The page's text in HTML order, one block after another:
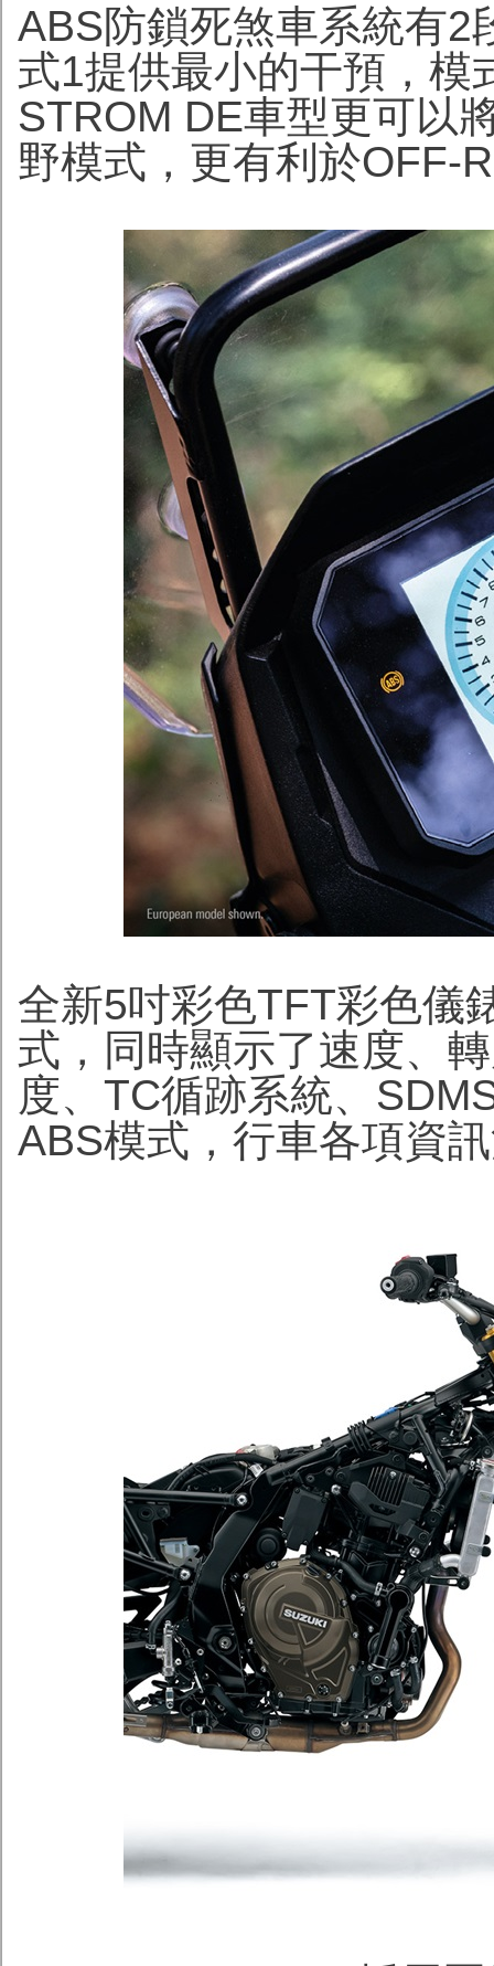
ABS防鎖死煞車系統有2
式1提供最小的干預，模
STROM DE車型更可以
野模式，更有利於OFF-
全新5吋彩色TFT彩色儀
式，同時顯示了速度、
度、TC循跡系統、
ABS模式，行車各項資